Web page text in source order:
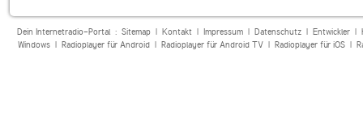
Dein Internetradio-Portal : Sitemap| Kontakt| Impressum| Datenschutz| Entwickler|
Windows| Radioplayer für Android| Radioplayer für Android TV| Radioplayer für iOS|